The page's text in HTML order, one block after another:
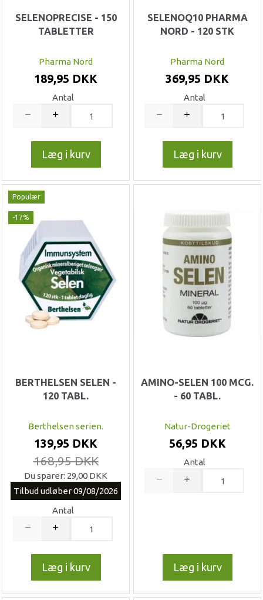
SELENOPRECISE - 150
TABLETTER
Pharma Nord
189,95 DKK
Antal
Læg i kurv
SELENOQ10 PHARMA
NORD - 120 STK
Pharma Nord
369,95 DKK
Antal
Læg i kurv
Populær
-17%
BERTHELSEN SELEN -
120 TABL.
Berthelsen serien.
139,95 DKK
168,95 DKK
Du sparer: 29,00 DKK
Tilbud udløber 09/08/2026
Antal
Læg i kurv
AMINO-SELEN 100 MCG.
- 60 TABL.
Natur-Drogeriet
56,95 DKK
Antal
Læg i kurv